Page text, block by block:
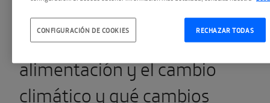
dedicado a reflexionar sobre
cómo se relacionan la
alimentación y el cambio
climático y qué cambios
RECHAZAR TODAS
CONFIGURACIÓN DE COOKIES